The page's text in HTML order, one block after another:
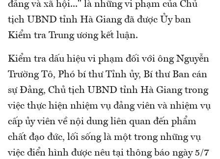
đảng và xã hội..." là những vi phạm của Chủ
tịch UBND tỉnh Hà Giang đã được Ủy ban
Kiểm tra Trung ương kết luận.
Kiểm tra dấu hiệu vi phạm đối với ông Nguyễn
Trường Tô, Phó bí thư Tỉnh ủy, Bí thư Ban cán
sự Đảng, Chủ tịch UBND tỉnh Hà Giang trong
việc thực hiện nhiệm vụ đảng viên và nhiệm vụ
cấp ủy viên về nội dung liên quan đến phẩm
chất đạo đức, lối sống là một trong những vụ
việc điển hình được nêu tại thông báo ngày 5/7